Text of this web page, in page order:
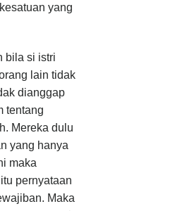
yang
bila si istri
lain tidak
dianggap
tentang
Mereka dulu
yang hanya
maka
pernyataan
Maka